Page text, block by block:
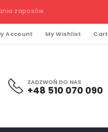
zapasów.
Account My Wishlist Cart
ZADZWOŃ DO NAS
+48 510 070 090